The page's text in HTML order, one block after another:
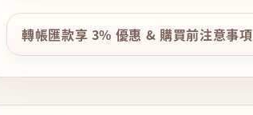
轉帳匯款享 3% 優惠 & 購買前注意事項